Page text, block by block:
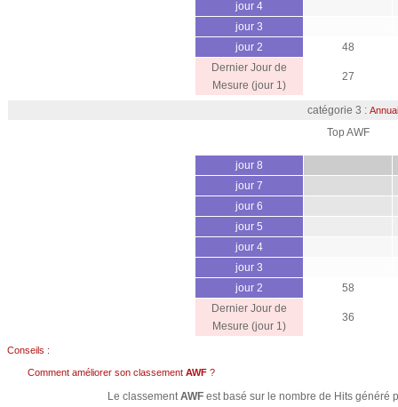
jour 4
jour 3
jour 2
48
Dernier Jour de
Mesure (jour 1)
27
catégorie 3 :
Top AWF
jour 8
jour 7
jour 6
jour 5
jour 4
jour 3
jour 2
58
Dernier Jour de
Mesure (jour 1)
36
Conseils :
Comment améliorer son classement AWF ?
Le classementAWF est basé sur le nombre de Hits généré